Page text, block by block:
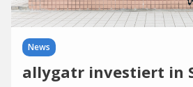
News
allygatr investiert in